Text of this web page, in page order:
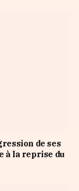
de ses
à la reprise du